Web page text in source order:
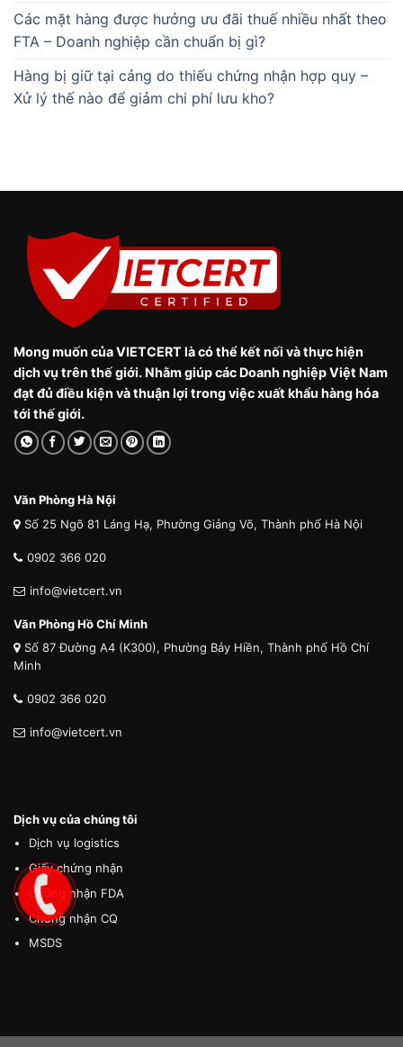
Các mặt hàng được hưởng ưu đãi thuế nhiều nhất theo
FTA – Doanh nghiệp cần chuẩn bị gì?
Hàng bị giữ tại cảng do thiếu chứng nhận hợp quy –
Xử lý thế nào để giảm chi phí lưu kho?
Mong muốn của VIETCERT là có thể kết nối và thực hiện
dịch vụ trên thế giới. Nhằm giúp các Doanh nghiệp Việt Nam
đạt đủ điều kiện và thuận lợi trong việc xuất khẩu hàng hóa
tới thế giới.
Văn Phòng Hà Nội
Số 25 Ngõ 81 Láng Hạ, Phường Giảng Võ, Thành phố Hà Nội
0902 366 020
info@vietcert.vn
Văn Phòng Hồ Chí Minh
Số 87 Đường A4 (K300), Phường Bảy Hiền, Thành phố Hồ Chí
Minh
0902 366 020
info@vietcert.vn
Dịch vụ của chúng tôi
Dịch vụ logistics
Giấy chứng nhận
Chứng nhận FDA
Chứng nhận CQ
MSDS